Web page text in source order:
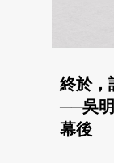
終於，
──吳
幕後